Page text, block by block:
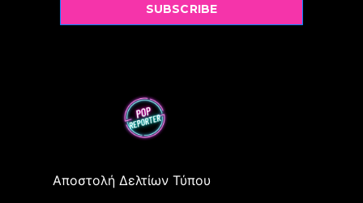
SUBSCRIBE
Αποστολή Δελτίων Τύπου